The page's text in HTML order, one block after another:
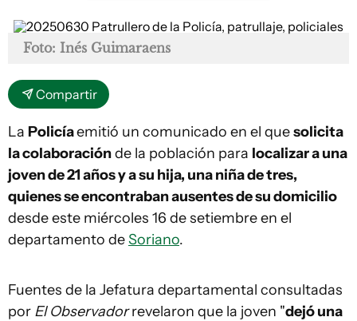
Foto: Inés Guimaraens
Compartir
La Policíaemitió un comunicado en el quesolicita
la colaboraciónde la población para localizar a una
joven de 21 años y a su hija, una niña de tres,
quienes se encontraban ausentes de su domicilio
desde este miércoles 16 de setiembre en el
departamento deSoriano.
Fuentes de la Jefatura departamental consultadas
por El Observadorrevelaron que la joven "dejó una